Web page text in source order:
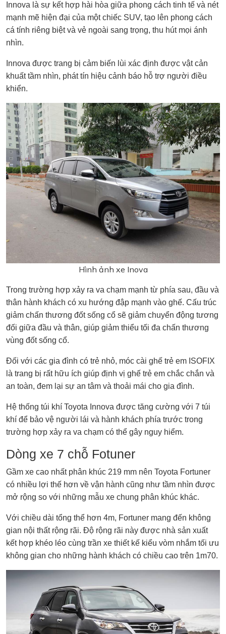
Innova là sự kết hợp hài hòa giữa phong cách tinh tế và nét
mạnh mẽ hiện đại của một chiếc SUV, tạo lên phong cách
cá tính riêng biệt và vẻ ngoài sang trọng, thu hút mọi ánh
nhìn.
Innova được trang bị cảm biến lùi xác định được vật cản
khuất tầm nhìn, phát tín hiệu cảnh báo hỗ trợ người điều
khiển.
Hình ảnh xe Inova
Trong trường hợp xảy ra va chạm mạnh từ phía sau, đầu và
thân hành khách có xu hướng đập mạnh vào ghế. Cấu trúc
giảm chấn thương đốt sống cổ sẽ giảm chuyển động tương
đối giữa đầu và thân, giúp giảm thiểu tối đa chấn thương
vùng đốt sống cổ.
Đối với các gia đình có trẻ nhỏ, móc cài ghế trẻ em ISOFIX
là trang bị rất hữu ích giúp định vị ghế trẻ em chắc chắn và
an toàn, đem lại sự an tâm và thoải mái cho gia đình.
Hệ thống túi khí Toyota Innova được tăng cường với 7 túi
khí để bảo vệ người lái và hành khách phía trước trong
trường hợp xảy ra va chạm có thể gây nguy hiểm.
Dòng xe 7 chỗ Fotuner
Gầm xe cao nhất phân khúc 219 mm nên Toyota Fortuner
có nhiều lợi thế hơn về vận hành cũng như tầm nhìn được
mở rộng so với những mẫu xe chung phân khúc khác.
Với chiều dài tổng thể hơn 4m, Fortuner mang đến không
gian nội thất rộng rãi. Độ rộng rãi này được nhà sản xuất
kết hợp khéo léo cùng trần xe thiết kế kiểu vòm nhắm tối ưu
không gian cho những hành khách có chiều cao trên 1m70.